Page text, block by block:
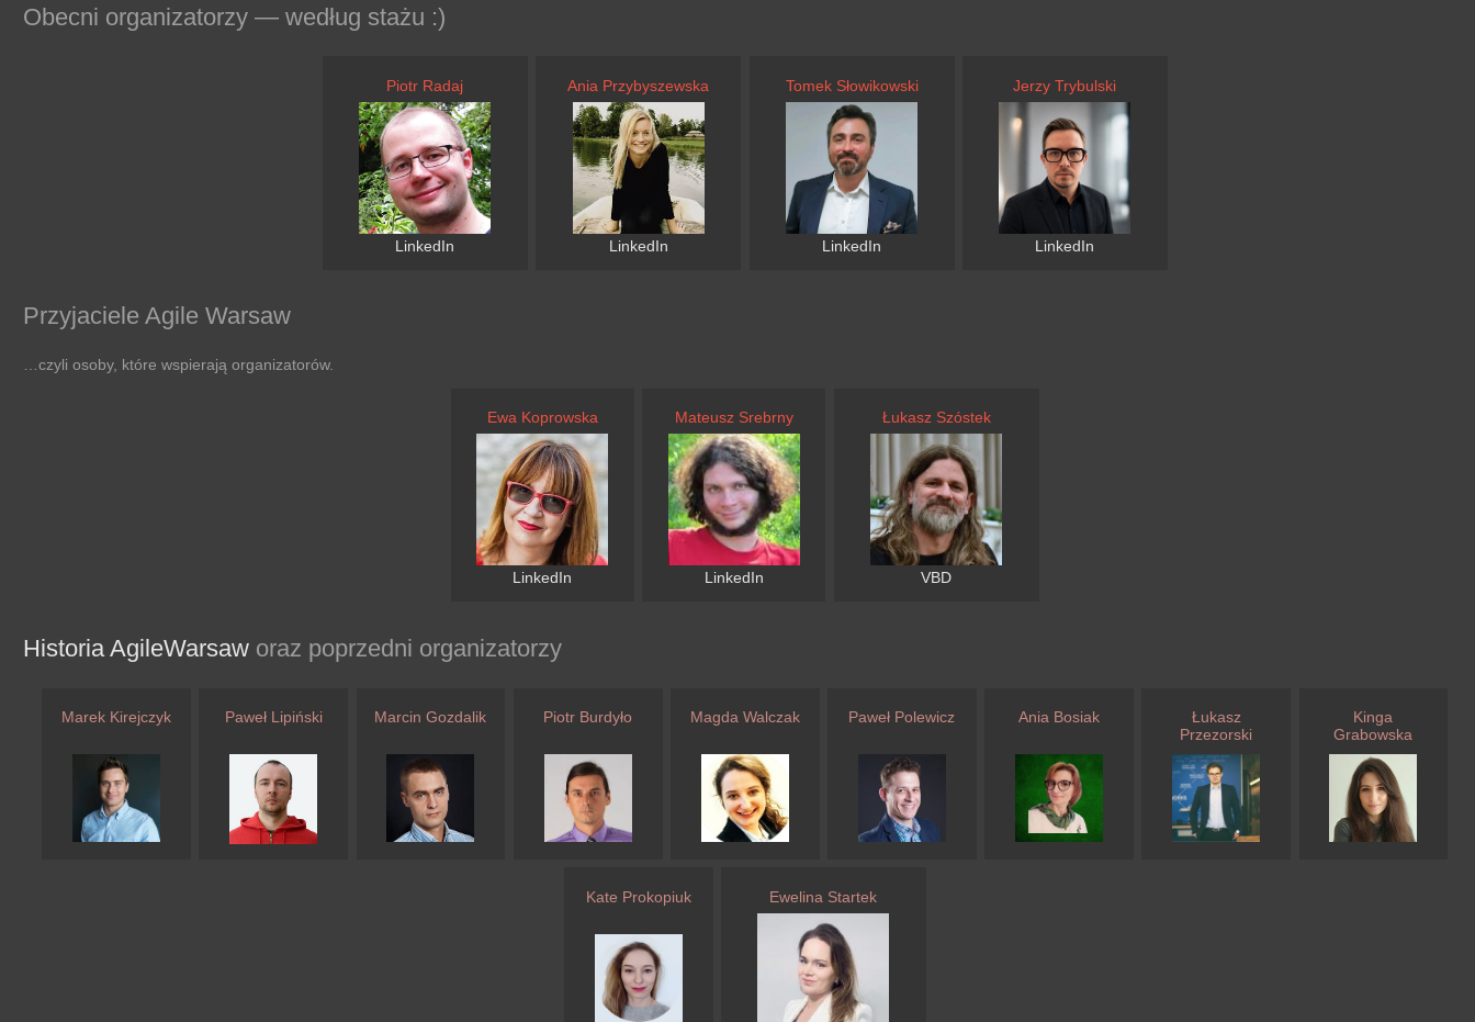
Obecni organizatorzy — według stażu :)
Piotr Radaj
LinkedIn
Ania Przybyszewska
LinkedIn
Tomek Słowikowski
LinkedIn
Jerzy Trybulski
LinkedIn
Przyjaciele Agile Warsaw
…czyli osoby, które wspierają organizatorów.
Ewa Koprowska
LinkedIn
Mateusz Srebrny
LinkedIn
Łukasz Szóstek
VBD
Historia AgileWarsaw oraz poprzedni organizatorzy
Marek Kirejczyk Paweł Lipiński Marcin Gozdalik Piotr Burdyło Magda Walczak Paweł Polewicz Ania Bosiak
Łukasz
Przezorski
Kinga
Grabowska
Kate Prokopiuk Ewelina Startek